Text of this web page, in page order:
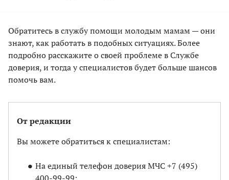
Обратитесь в службу помощи молодым мамам — они
знают, как работать в подобных ситуациях. Более
подробно расскажите о своей проблеме в Службе
доверия, и тогда у специалистов будет больше шансов
помочь вам.
От редакции
Вы можете обратиться к специалистам:
На единый телефон доверия МЧС +7 (495)